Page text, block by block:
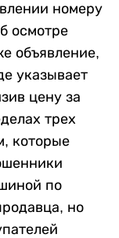
номеру
осмотре
объявление,
указывает
цену за
трех
которые
по
но